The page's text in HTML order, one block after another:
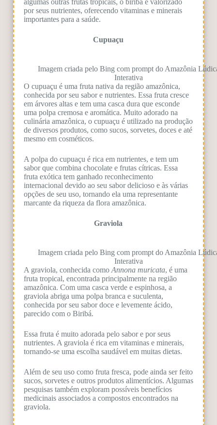
algumas outras frutas tropicais, o biribá é valorizado
por seus nutrientes, oferecendo vitaminas e minerais
importantes para a saúde.
Cupuaçu
Imagem criada pelo Bing com prompt do Amazônia
Interativa
O cupuaçu é uma fruta nativa da região amazônica,
conhecida por seu sabor e nutrientes. Essa fruta cresce
em árvores altas e tem uma casca dura que esconde
uma polpa cremosa e aromática. Muito adorado na
culinária amazônica, o cupuaçu é utilizado na produção
de diversos produtos, como sucos, sorvetes, doces e até
mesmo em cosméticos.
A polpa do cupuaçu é rica em nutrientes, e tem um
sabor que combina chocolate e frutas cítricas. Essa
fruta exótica tem ganhado reconhecimento
internacional devido ao seu sabor delicioso e às várias
opções de seu uso, tornando ela uma representante
marcante da riqueza da flora amazônica.
Graviola
Imagem criada pelo Bing com prompt do Amazônia
Interativa
A graviola, conhecida como Annona muricata, é uma
fruta tropical, encontrada principalmente na região
amazônica. Com uma casca verde e espinhosa, a
graviola abriga uma polpa branca e suculenta,
conhecida por seu sabor doce e levemente ácido,
parecido com o Biribá.
Essa fruta é muito adorada pelo sabor e por seus
nutrientes. A graviola é rica em vitaminas e minerais,
tornando-se uma escolha saudável em muitas dietas.
Além de seu uso como fruta fresca, pode ainda ser feito
sucos, sorvetes e outros produtos alimentícios. Algumas
pesquisas também exploram possíveis benefícios
medicinais associados a compostos encontrados na
graviola.